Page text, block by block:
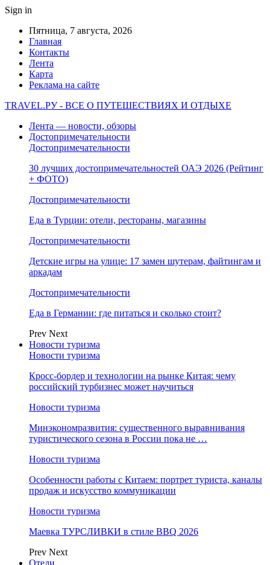
Sign in
Пятница, 7 августа, 2026
Главная
Контакты
Лента
Карта
Реклама на сайте
TRAVEL.РУ - ВСЕ О ПУТЕШЕСТВИЯХ И ОТДЫХЕ
Лента — новости, обзоры
Достопримечательности
Достопримечательности
30 лучших достопримечательностей ОАЭ 2026 (Рейтинг
+ ФОТО)
Достопримечательности
Еда в Турции: отели, рестораны, магазины
Достопримечательности
Детские игры на улице: 17 замен шутерам, файтингам и
аркадам
Достопримечательности
Еда в Германии: где питаться и сколько стоит?
Prev Next
Новости туризма
Новости туризма
Кросс-бордер и технологии на рынке Китая: чему
российский турбизнес может научиться
Новости туризма
Минэкономразвития: существенного выравнивания
туристического сезона в России пока не …
Новости туризма
Особенности работы с Китаем: портрет туриста, каналы
продаж и искусство коммуникации
Новости туризма
Маевка ТУРСЛИВКИ в стиле BBQ 2026
Prev Next
Отели